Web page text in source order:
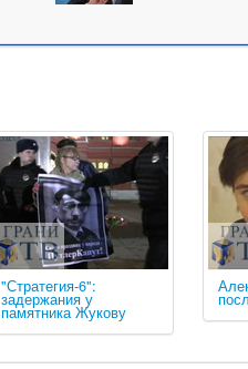
"Стратегия-6":
задержания у
памятника Жукову